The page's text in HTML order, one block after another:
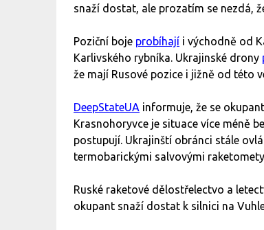
snaží dostat, ale prozatím se nezdá,
Poziční boje probíhají i východně od
Karlivského rybníka. Ukrajinské drony
že mají Rusové pozice i jižně od této
DeepStateUA informuje, že se
Krasnohoryvce je situace více méně
postupují. Ukrajinští obránci stále
termobarickými salvovými
Ruské raketové dělostřelectvo a
okupant snaží dostat k silnici na